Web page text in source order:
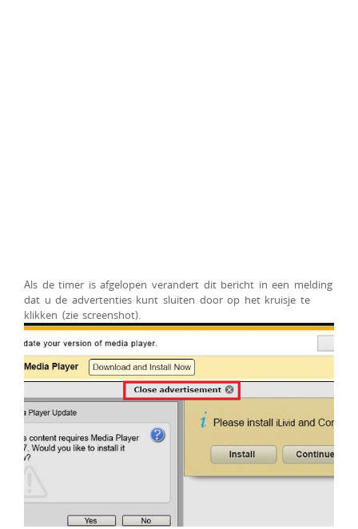
Als de timer is afgelopen verandert dit bericht in een melding
dat u de advertenties kunt sluiten door op het kruisje te
klikken (zie screenshot).